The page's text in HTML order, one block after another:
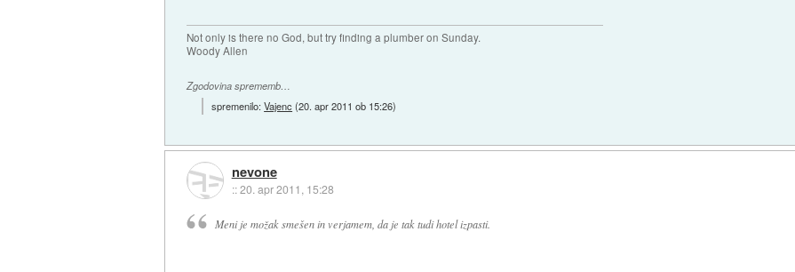
Not only is there no God, but try finding a plumber on Sunday.
Woody Allen
Zgodovina sprememb…
spremenilo:Vajenc (20. apr 2011 ob 15:26)
nevone
::20. apr 2011, 15:28
Meni je možak smešen in verjamem, da je tak tudi hotel izpasti.